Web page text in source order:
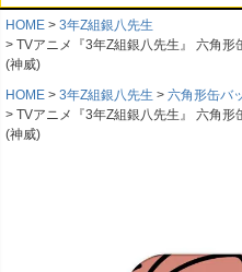
HOME
3年Z組銀八先生
TVアニメ『3年Z組銀八先生』 六角
(神威)
HOME
3年Z組銀八先生
六角形缶バ
TVアニメ『3年Z組銀八先生』 六角
(神威)